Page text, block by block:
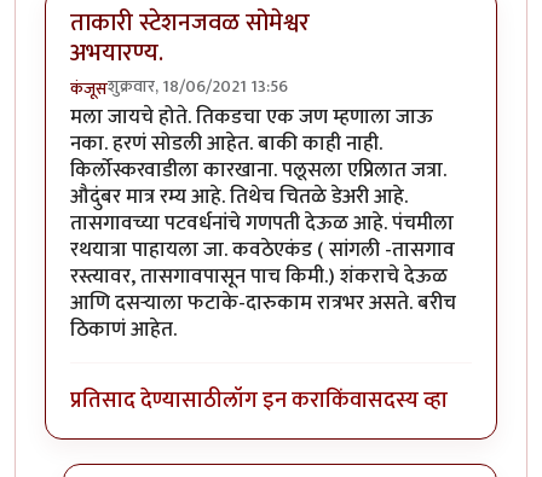
ताकारी स्टेशनजवळ सोमेश्वर
अभयारण्य.
कंजूसशुक्रवार, 18/06/2021 13:56
मला जायचे होते. तिकडचा एक जण म्हणाला जाऊ
नका. हरणं सोडली आहेत. बाकी काही नाही.
किर्लोस्करवाडीला कारखाना. पलूसला एप्रिलात जत्रा.
औदुंबर मात्र रम्य आहे. तिथेच चितळे डेअरी आहे.
तासगावच्या पटवर्धनांचे गणपती देऊळ आहे. पंचमीला
रथयात्रा पाहायला जा. कवठेएकंड ( सांगली -तासगाव
रस्त्यावर, तासगावपासून पाच किमी.) शंकराचे देऊळ
आणि दसऱ्याला फटाके-दारुकाम रात्रभर असते. बरीच
ठिकाणं आहेत.
प्रतिसाद देण्यासाठीलॉग इन कराकिंवासदस्य व्हा